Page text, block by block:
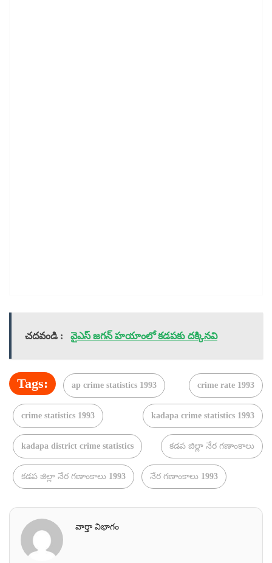
చదవండి : వైఎస్ జగన్ హయాంలో కడపకు దక్కినవి
Tags: ap crime statistics 1993 crime rate 1993
crime statistics 1993 kadapa crime statistics 1993
kadapa district crime statistics కడప జిల్లా నేర గణాంకాలు
కడప జిల్లా నేర గణాంకాలు 1993 నేర గణాంకాలు 1993
వార్తా విభాగం